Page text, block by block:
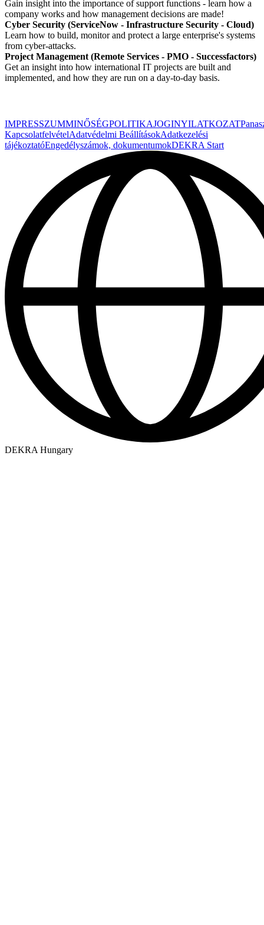
Gain insight into the importance of support functions - learn how a
company works and how management decisions are made!
Cyber Security (ServiceNow - Infrastructure Security - Cloud)
Learn how to build, monitor and protect a large enterprise's systems
from cyber-attacks.
Project Management (Remote Services - PMO - Successfactors)
Get an insight into how international IT projects are built and
implemented, and how they are run on a day-to-day basis.
IMPRESSZUMMINŐSÉGPOLITIKAJOGINYILATKOZAT
KapcsolatfelvételAdatvédelmi BeállításokAdatkezelési
tájékoztatóEngedélyszámok, dokumentumokDEKRA Start
DEKRA Hungary